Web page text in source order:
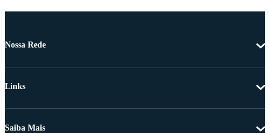
Nossa Rede
Links
Saiba Mais